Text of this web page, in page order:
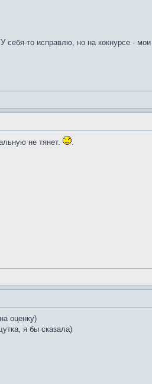
себя-то исправлю, но на кокнурсе -
не тянет.
.
оценку)
я бы сказала)